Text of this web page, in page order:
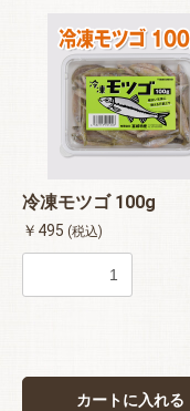
冷凍モツゴ 100g
￥495 (税込)
カートに入れる